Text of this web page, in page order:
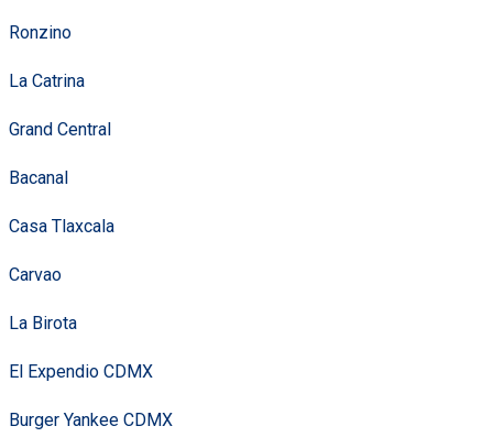
Ronzino
La Catrina
Grand Central
Bacanal
Casa Tlaxcala
Carvao
La Birota
El Expendio CDMX
Burger Yankee CDMX